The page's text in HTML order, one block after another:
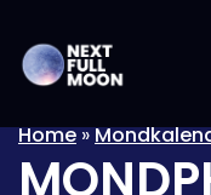
Home»